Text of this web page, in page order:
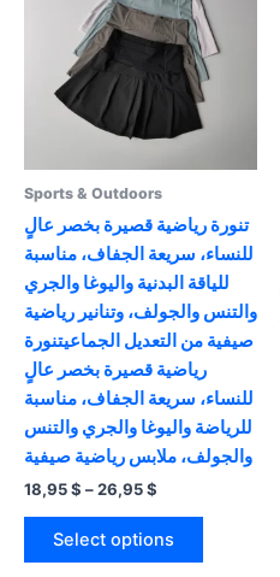
options
may
be
chosen
on
page
Sports & Outdoors
تنورة رياضية قصيرة بخصر عالٍ
للنساء، سريعة الجفاف، مناسبة
للياقة البدنية واليوغا والجري
والتنس والجولف، وتنانير رياضية
صيفية من التعديل الجماعيتنورة
رياضية قصيرة بخصر عالٍ
للنساء، سريعة الجفاف، مناسبة
للرياضة واليوغا والجري والتنس
والجولف، ملابس رياضية صيفية
18,95$ –26,95$
through
Select options
This